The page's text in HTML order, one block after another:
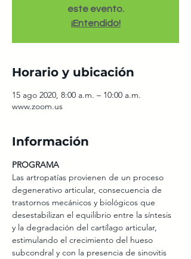
este evento.
¡Entendido!
Horario y ubicación
15 ago 2020, 8:00 a.m. – 10:00 a.m.
www.zoom.us
Información
PROGRAMA
Las artropatías provienen de un proceso
degenerativo articular, consecuencia de
trastornos mecánicos y biológicos que
desestabilizan el equilibrio entre la síntesis
y la degradación del cartílago articular,
estimulando el crecimiento del hueso
subcondral y con la presencia de sinovitis